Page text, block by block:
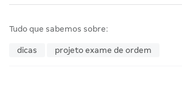
Tudo que sabemos sobre:
dicas projeto exame de ordem